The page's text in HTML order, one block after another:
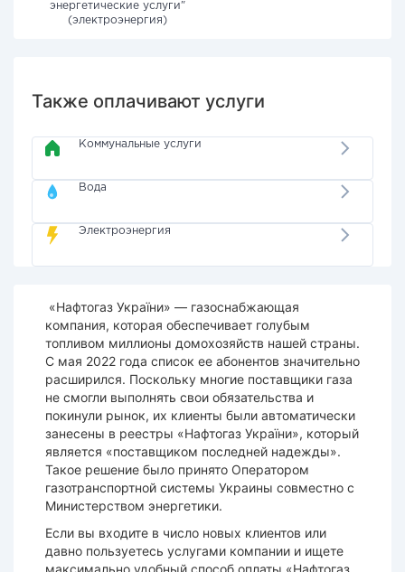
энергетические услуги"
(электроэнергия)
Также оплачивают услуги
Коммунальные услуги
Вода
Электроэнергия
«Нафтогаз України» — газоснабжающая
компания, которая обеспечивает голубым
топливом миллионы домохозяйств нашей страны.
С мая 2022 года список ее абонентов значительно
расширился. Поскольку многие поставщики газа
не смогли выполнять свои обязательства и
покинули рынок, их клиенты были автоматически
занесены в реестры «Нафтогаз України», который
является «поставщиком последней надежды».
Такое решение было принято Оператором
газотранспортной системы Украины совместно с
Министерством энергетики.
Если вы входите в число новых клиентов или
давно пользуетесь услугами компании и ищете
максимально удобный способ оплаты «Нафтогаз